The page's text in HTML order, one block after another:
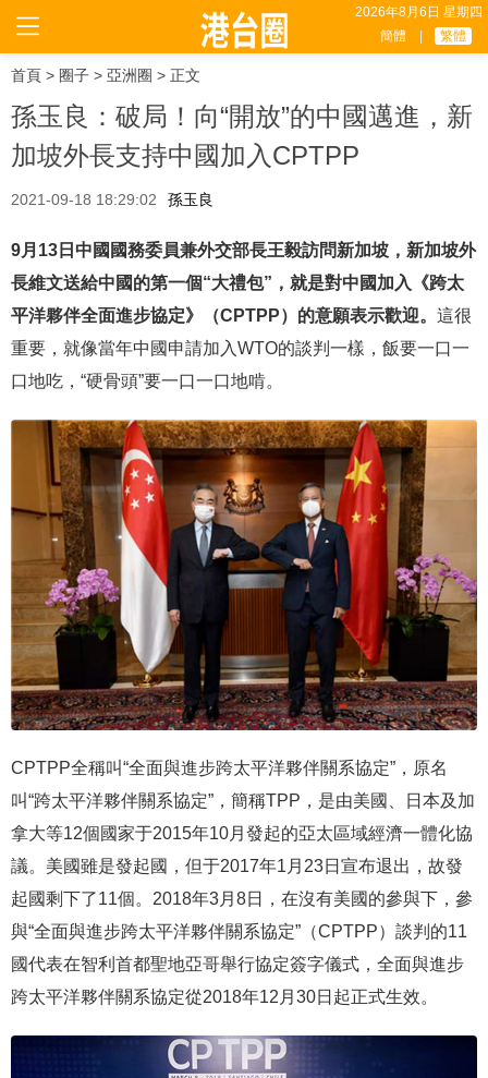
2026年8月6日 星期四
簡體
繁體
首頁 > 圈子 > 亞洲圈 > 正文
孫玉良：破局！向“開放”的中國邁進，新
加坡外長支持中國加入CPTPP
2021-09-18 18:29:02 孫玉良
9月13日中國國務委員兼外交部長王毅訪問新加坡，新加坡外
長維文送給中國的第一個“大禮包”，就是對中國加入《跨太
平洋夥伴全面進步協定》（CPTPP）的意願表示歡迎。 這很
重要，就像當年中國申請加入WTO的談判一樣，飯要一口一
口地吃，“硬骨頭”要一口一口地啃。
CPTPP全稱叫“全面與進步跨太平洋夥伴關系協定”，原名
叫“跨太平洋夥伴關系協定”，簡稱TPP，是由美國、日本及加
拿大等12個國家于2015年10月發起的亞太區域經濟一體化協
議。美國雖是發起國，但于2017年1月23日宣布退出，故發
起國剩下了11個。2018年3月8日，在沒有美國的參與下，參
與“全面與進步跨太平洋夥伴關系協定”（CPTPP）談判的11
國代表在智利首都聖地亞哥舉行協定簽字儀式，全面與進步
跨太平洋夥伴關系協定從2018年12月30日起正式生效。